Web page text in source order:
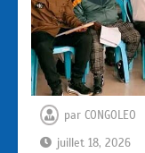
par CONGOLEO
juillet 18, 2026